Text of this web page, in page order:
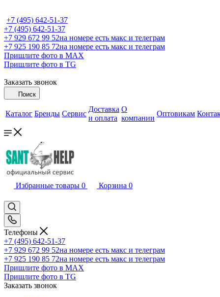
+7 (495) 642-51-37
+7 (495) 642-51-37
+7 929 672 99 52на номере есть макс и телеграм
+7 925 190 85 72на номере есть макс и телеграм
Пришлите фото в MAX
Пришлите фото в TG
Заказать звонок
Поиск
Каталог Бренды Сервис
Доставка
и оплата
О
компании
Оптовикам
Избранные товары 0 Корзина 0
Телефоны
+7 (495) 642-51-37
+7 929 672 99 52на номере есть макс и телеграм
+7 925 190 85 72на номере есть макс и телеграм
Пришлите фото в MAX
Пришлите фото в TG
Заказать звонок